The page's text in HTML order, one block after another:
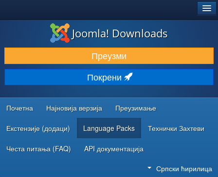
ПРЕУЗИМАЊЕ И ПРОШИРЕЊА (ЕКСТЕНЗИЈЕ)
ОТКРИЈТЕ И НАУЧИТЕ
ЗАЈЕДНИЦА И ПОДРШКА
РЕСУРСИ ЗА РАЗВОЈ
Joomla! Downloads
Преузми
Покрени
Почетна Најновија верзија Преузимање
Екстензије (додаци) Language Packs Технички Захтеви
Честа питања (FAQ) API документација
Српски ћирилица